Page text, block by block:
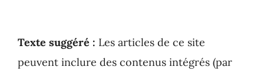
Texte suggéré : Les articles de ce site
peuvent inclure des contenus intégrés (par